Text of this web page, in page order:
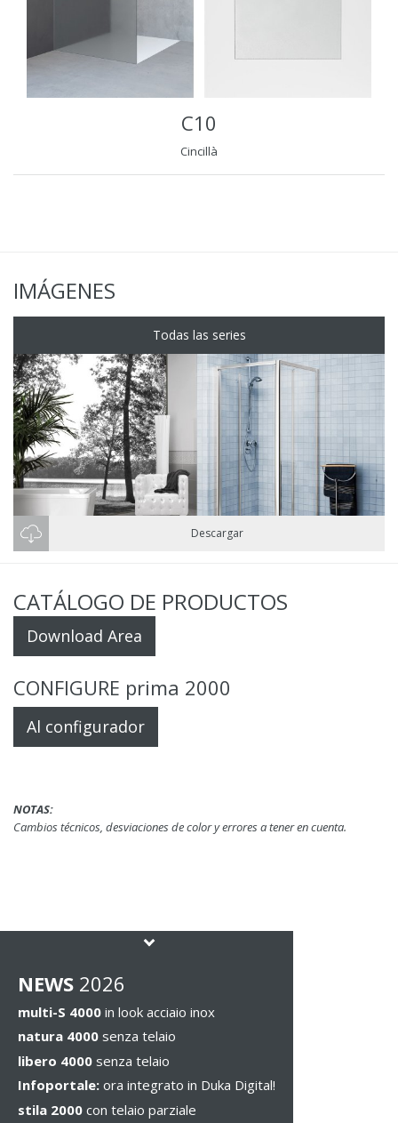
C10
Cincillà
IMÁGENES
Todas las series
Descargar
CATÁLOGO DE PRODUCTOS
Download Area
CONFIGURE prima 2000
Al configurador
NOTAS:
Cambios técnicos, desviaciones de color y errores a tener en cuenta.
NEWS 2026
multi-S 4000 in look acciaio inox
natura 4000 senza telaio
libero 4000 senza telaio
Infoportale: ora integrato in Duka Digital!
stila 2000 con telaio parziale